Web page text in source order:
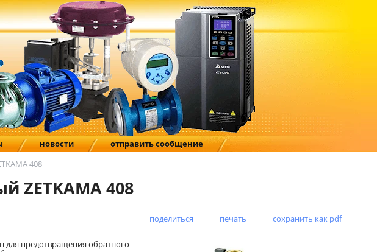
новости отправить сообщение
408
ZETKAMA 408
поделиться печать сохранить как pdf
для предотвращения обратного